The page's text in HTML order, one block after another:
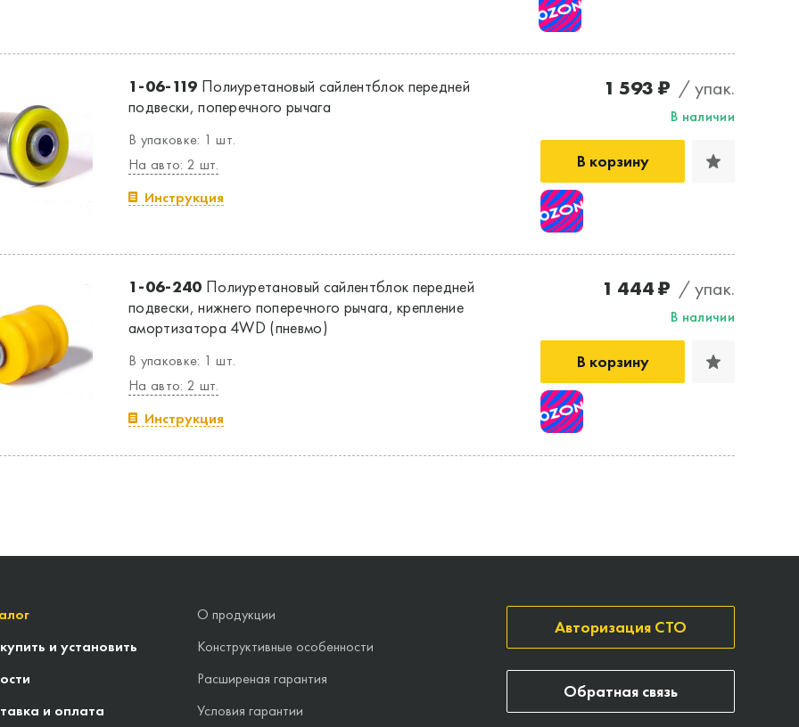
1-06-119 Полиуретановый сайлентблок передней
подвески, поперечного рычага
В упаковке: 1 шт.
На авто: 2 шт.
Инструкция
1 593 ₽ / упак.
В наличии
В корзину
1-06-240 Полиуретановый сайлентблок передней
подвески, нижнего поперечного рычага, крепление
амортизатора 4WD (пневмо)
В упаковке: 1 шт.
На авто: 2 шт.
Инструкция
1 444 ₽ / упак.
В наличии
В корзину
и установить
и оплата
О продукции
Конструктивные особенности
Расширеная гарантия
Условия гарантии
Авторизация СТО
Обратная связь